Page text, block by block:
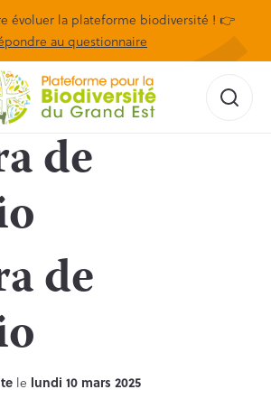
évoluer la plateforme biodiversité ! 👉
au questionnaire
de
de
le lundi 10 mars 2025